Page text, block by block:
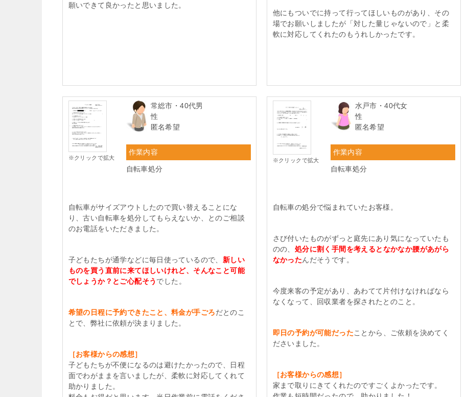
願いできて良かったと思いました。
他にもついでに持って行ってほしいものがあり、その
場でお願いしましたが「対した量じゃないので」と柔
軟に対応してくれたのもうれしかったです。
※クリックで拡大
常総市・40代男
性
匿名希望
作業内容
自転車処分
自転車がサイズアウトしたので買い替えることにな
り、古い自転車を処分してもらえないか、とのご相談
のお電話をいただきました。
子どもたちが通学などに毎日使っているので、 新しい
ものを買う直前に来てほしいけれど、そんなこと可能
でしょうか？とご心配そう でした。
希望の日程に予約できたこと、料金が手ごろだとのこ
とで、弊社に依頼が決まりました。
［お客様からの感想］
子どもたちが不便になるのは避けたかったので、日程
面でわがままを言いましたが、柔軟に対応してくれて
助かりました。
※クリックで拡大
水戸市・40代女
性
匿名希望
作業内容
自転車処分
自転車の処分で悩まれていたお客様。
さび付いたものがずっと庭先にあり気になっていたも
のの、 処分に割く手間を考えるとなかなか腰があがら
なかったんだそうです。
今度来客の予定があり、あわてて片付けなければなら
なくなって、回収業者を探されたとのこと。
即日の予約が可能だったことから、ご依頼を決めてく
ださいました。
［お客様からの感想］
家まで取りにきてくれたのですごくよかったです。